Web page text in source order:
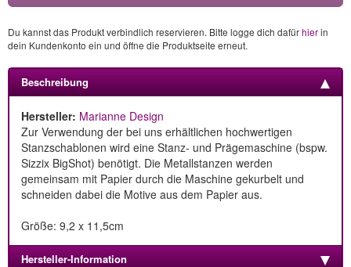
Du kannst das Produkt verbindlich reservieren. Bitte logge dich dafürhierin
dein Kundenkonto ein und öffne die Produktseite erneut.
Beschreibung
Hersteller: Marianne Design
Zur Verwendung der bei uns erhältlichen hochwertigen
Stanzschablonen wird eine Stanz- und Prägemaschine (bspw.
Sizzix BigShot) benötigt. Die Metallstanzen werden
gemeinsam mit Papier durch die Maschine gekurbelt und
schneiden dabei die Motive aus dem Papier aus.
Größe: 9,2 x 11,5cm
Hersteller-Information